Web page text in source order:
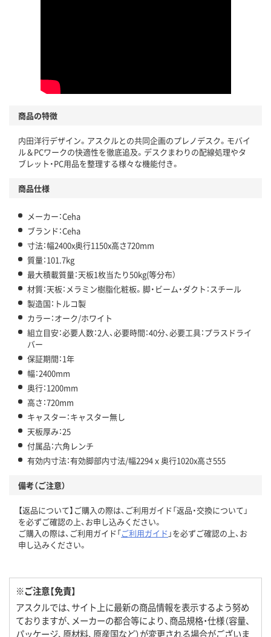
商品の特徴
内田洋行デザイン。アスクルとの共同企画のプレノデスク。モバイ
ル＆PCワークの快適性を徹底追及。デスクまわりの配線処理やタ
ブレット・PC用品を整理する様々な機能付き。
商品仕様
メーカー：Ceha
ブランド：Ceha
寸法：幅2400x奥行1150x高さ720mm
質量：101.7kg
最大積載質量：天板1枚当たり50kg(等分布）
材質：天板：メラミン樹脂化粧板。脚・ビーム・ダクト：スチール
製造国：トルコ製
カラー：オーク/ホワイト
組立目安：必要人数：2人、必要時間：40分、必要工具：プラスドライ
バー
保証期間：1年
幅：2400mm
奥行：1200mm
高さ：720mm
キャスター：キャスター無し
天板厚み：25
付属品：六角レンチ
有効内寸法：有効脚部内寸法/幅2294ｘ奥行1020x高さ555
備考（ご注意）
【返品について】ご購入の際は、ご利用ガイド「返品・交換について」
を必ずご確認の上、お申し込みください。
ご購入の際は、ご利用ガイド「ご利用ガイド 」を必ずご確認の上、お
申し込みください。
※ご注意【免責】
アスクルでは、サイト上に最新の商品情報を表示するよう努め
ておりますが、メーカーの都合等により、商品規格・仕様（容量、
パッケージ、原材料、原産国など）が変更される場合がございま